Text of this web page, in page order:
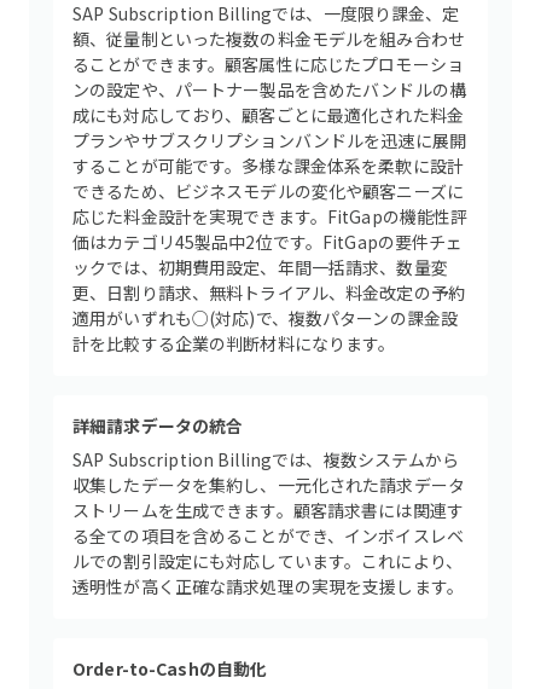
SAP Subscription Billingでは、一度限り課金、定
額、従量制といった複数の料金モデルを組み合わせ
ることができます。顧客属性に応じたプロモーショ
ンの設定や、パートナー製品を含めたバンドルの構
成にも対応しており、顧客ごとに最適化された料金
プランやサブスクリプションバンドルを迅速に展開
することが可能です。多様な課金体系を柔軟に設計
できるため、ビジネスモデルの変化や顧客ニーズに
応じた料金設計を実現できます。FitGapの機能性評
価はカテゴリ45製品中2位です。FitGapの要件チェ
ックでは、初期費用設定、年間一括請求、数量変
更、日割り請求、無料トライアル、料金改定の予約
適用がいずれも○(対応)で、複数パターンの課金設
計を比較する企業の判断材料になります。
詳細請求データの統合
SAP Subscription Billingでは、複数システムから
収集したデータを集約し、一元化された請求データ
ストリームを生成できます。顧客請求書には関連す
る全ての項目を含めることができ、インボイスレベ
ルでの割引設定にも対応しています。これにより、
透明性が高く正確な請求処理の実現を支援します。
Order-to-Cashの自動化